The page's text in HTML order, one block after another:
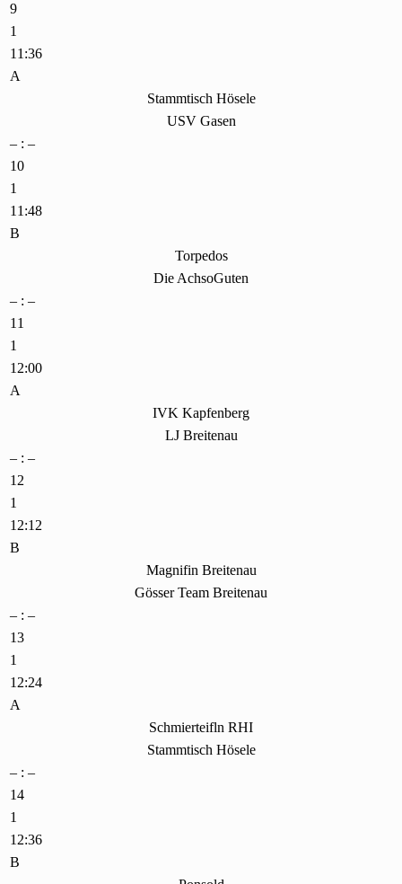
9
1
11:36
A
Stammtisch Hösele
USV Gasen
– : –
10
1
11:48
B
Torpedos
Die AchsoGuten
– : –
11
1
12:00
A
IVK Kapfenberg
LJ Breitenau
– : –
12
1
12:12
B
Magnifin Breitenau
Gösser Team Breitenau
– : –
13
1
12:24
A
Schmierteifln RHI
Stammtisch Hösele
– : –
14
1
12:36
B